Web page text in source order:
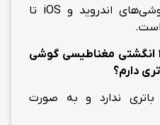
بله، این دسته بازی با گوشی‌های اندروید و iOS تا
آیا برای استفاده از دسته 4 انگشتی مغناطیسی گوشی
دارم؟
ندارد و به صورت